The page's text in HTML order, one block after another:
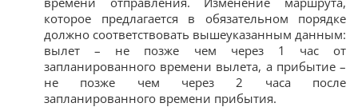
которое предлагается в обязательном порядке
должно соответствовать вышеуказанным данным:
вылет – не позже чем через 1 час от
запланированного времени вылета, а прибытие –
не позже чем через 2 часа после
запланированного времени прибытия.